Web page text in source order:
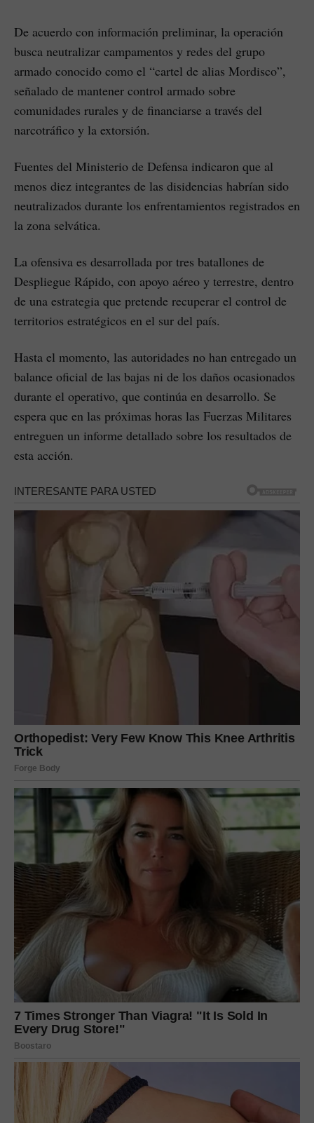
De acuerdo con información preliminar, la operación
busca neutralizar campamentos y redes del grupo
armado conocido como el “cartel de alias Mordisco”,
señalado de mantener control armado sobre
comunidades rurales y de financiarse a través del
narcotráfico y la extorsión.
Fuentes del Ministerio de Defensa indicaron que al
menos diez integrantes de las disidencias habrían sido
neutralizados durante los enfrentamientos registrados en
la zona selvática.
La ofensiva es desarrollada por tres batallones de
Despliegue Rápido, con apoyo aéreo y terrestre, dentro
de una estrategia que pretende recuperar el control de
territorios estratégicos en el sur del país.
Hasta el momento, las autoridades no han entregado un
balance oficial de las bajas ni de los daños ocasionados
durante el operativo, que continúa en desarrollo. Se
espera que en las próximas horas las Fuerzas Militares
entreguen un informe detallado sobre los resultados de
esta acción.